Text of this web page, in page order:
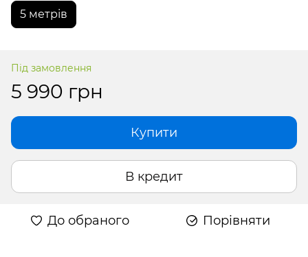
5 метрів
Під замовлення
5 990 грн
Купити
В кредит
До обраного Порівняти